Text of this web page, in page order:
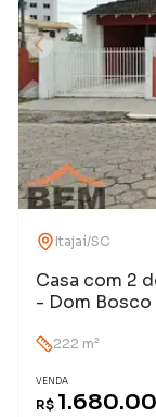
Itajaí/SC
Casa com 2
- Dom
222 m²
VENDA
R$